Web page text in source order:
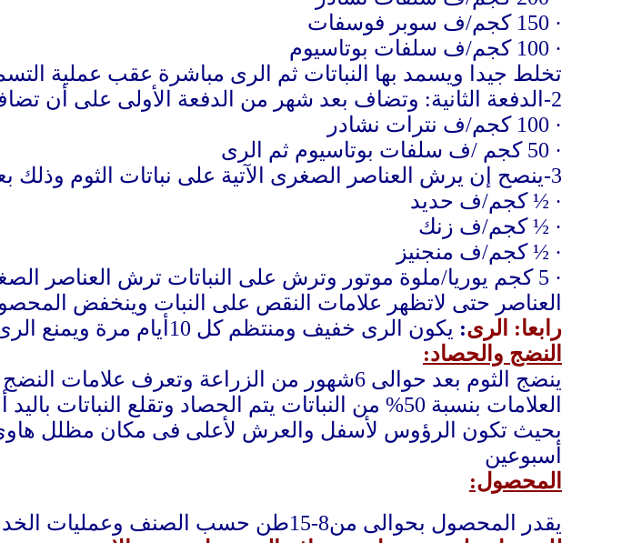
· 150 كجم/ف سوبر فوسفات
· 100 كجم/ف سلف ات بوتاسيوم
تخلط جيدا ويسمد بها النباتات ثم الرى مباشرة عقب عملية
2-الدفعة الثانية: وتضاف بعد شهر من الدفعة الأولى على أن تضاف الأسمدة الآتية:
· 100 كجم /ف نترات نشادر
· 50 كجم /ف سلفات بوتاسيوم ثم الرى
3-ينصح إن يرش العناصر الصغرى الآتية على نباتات الثوم وذلك بعد 50يوم من الزراعة بالمعدلات الاتية
· ½ كجم/ف حديد
· ½ كجم/ف زنك
· ½ كجم/ف منجنيز
· 5 ك جم يوريا/ملوة موتور وترش على النباتات ترش العناصر
العناصر حتى لاتظهر علامات النقص على النبات وينخفض
رابعا: الرى: يكون الرى خفيف ومنتظم كل 10
يام مرة ويمنع
النضج والحصاد:
ينضج الثوم بعد حوالى 6شهور من الزراعة وتعرف علامات النضج ب
العلامات بنسبة 50% من النباتات يتم الحصاد وتقلع
بحيث تكون الرؤوس لأسفل والعرش لأعلى فى مكان مظلل
أسبوعين
المحصول:
يقدر المحصول بحوالى من8-15طن حسب الصنف وعمليات الخدمة